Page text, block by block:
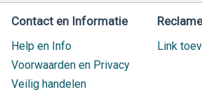
Contact en Informatie
Help en Info
Voorwaarden en Privacy
Veilig handelen
Reclame
Link